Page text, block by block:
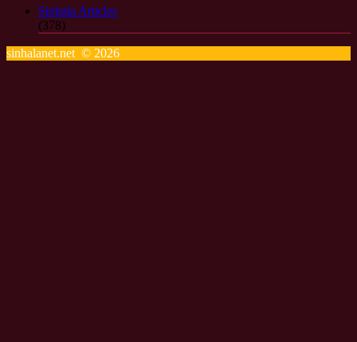
Sinhala Articles
(378)
sinhalanet.net © 2026